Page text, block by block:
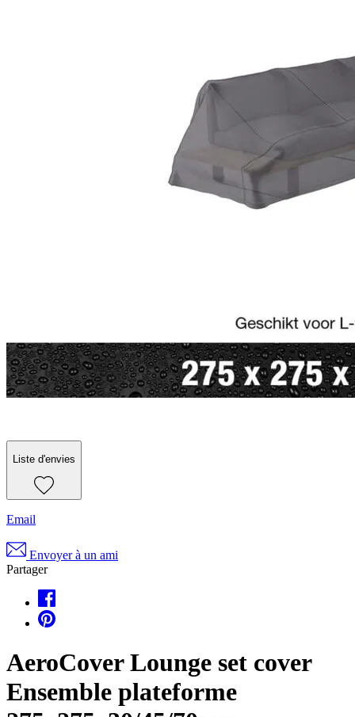
Liste d'envies
Email
Envoyer à un ami
Partager
AeroCover Lounge set cover
Ensemble plateforme